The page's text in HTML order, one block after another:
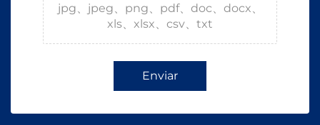
jpg、jpeg、png、pdf、doc、docx、
xls、xlsx、csv、txt
Enviar